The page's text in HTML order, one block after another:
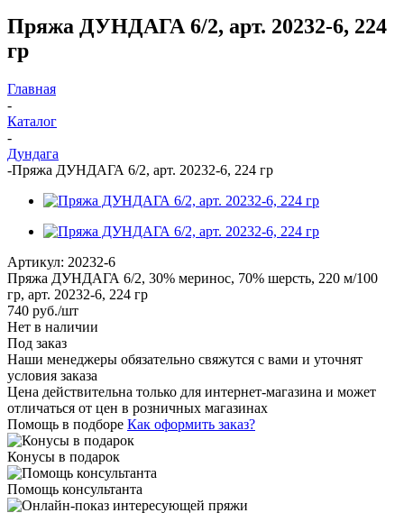
Пряжа ДУНДАГА 6/2, арт. 20232-6, 224
гр
Главная
-
Каталог
-
Дундага
-Пряжа ДУНДАГА 6/2, арт. 20232-6, 224 гр
Артикул: 20232-6
Пряжа ДУНДАГА 6/2, 30% меринос, 70% шерсть, 220 м/100
гр, арт. 20232-6, 224 гр
740 руб./шт
Нет в наличии
Под заказ
Наши менеджеры обязательно свяжутся с вами и уточнят
условия заказа
Цена действительна только для интернет-магазина и может
отличаться от цен в розничных магазинах
Помощь в подборе Как оформить заказ?
Конусы в подарок
Помощь консультанта